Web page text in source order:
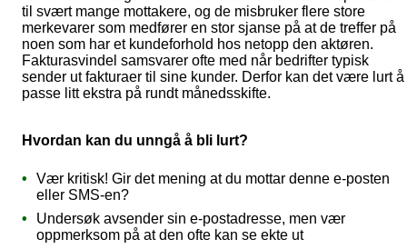
til svært mange mottakere, og de misbruker flere store
merkevarer som medfører en stor sjanse på at de treffer på
noen som har et kundeforhold hos netopp den aktøren.
Fakturasvindel samsvarer ofte med når bedrifter typisk
sender ut fakturaer til sine kunder. Derfor kan det være lurt å
passe litt ekstra på rundt månedsskifte.
Hvordan kan du unngå å bli lurt?
Vær kritisk! Gir det mening at du mottar denne e-posten
eller SMS-en?
Undersøk avsender sin e-postadresse, men vær
oppmerksom på at den ofte kan se ekte ut